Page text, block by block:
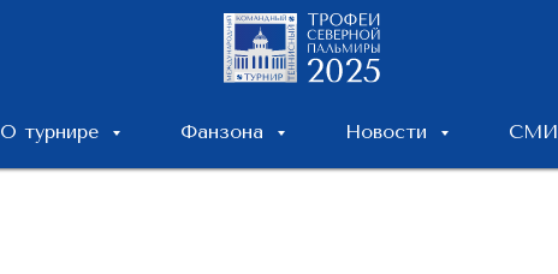
О турнире Фанзона Новости СМИ